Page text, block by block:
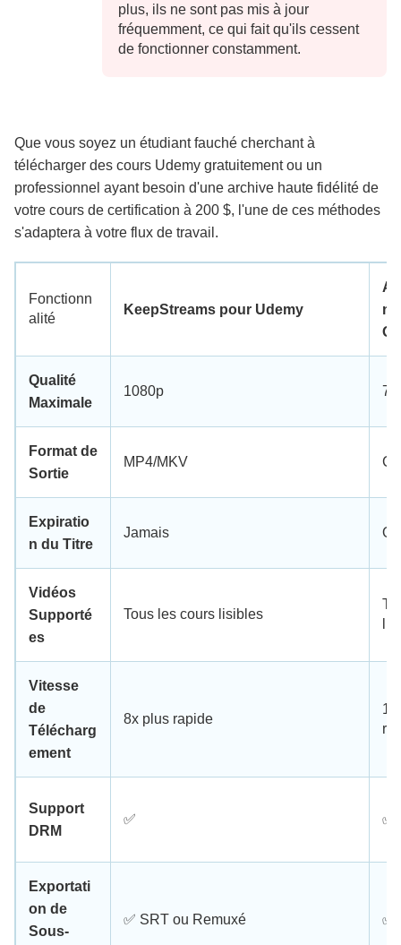
plus, ils ne sont pas mis à jour
fréquemment, ce qui fait qu'ils cessent
de fonctionner constamment.
Que vous soyez un étudiant fauché cherchant à
télécharger des cours Udemy gratuitement ou un
professionnel ayant besoin d'une archive haute fidélité de
votre cours de certification à 200 $, l'une de ces méthodes
s'adaptera à votre flux de travail.
Fonctionn
alité
KeepStreams pour Udemy
n
Qualité
Maximale
1080p
Format de
Sortie
MP4/MKV
Expiratio
n du Titre
Jamais
Vidéos
Supporté
es
Tous les cours lisibles
Vitesse
de
Télécharg
ement
8x plus rapide
Support
DRM
✅ ✅
Exportati
on de
Sous-
✅ SRT ou Remuxé ✅